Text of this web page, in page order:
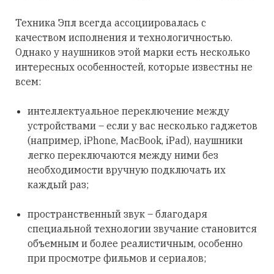
Техника Эпл всегда ассоциировалась с
качеством исполнения и технологичностью.
Однако у наушников этой марки есть несколько
интересных особенностей, которые известны не
всем:
интеллектуальное переключение между
устройствами – если у вас несколько гаджетов
(например, iPhone, MacBook, iPad), наушники
легко переключаются между ними без
необходимости вручную подключать их
каждый раз;
пространственный звук – благодаря
специальной технологии звучание становится
объемным и более реалистичным, особенно
при просмотре фильмов и сериалов;